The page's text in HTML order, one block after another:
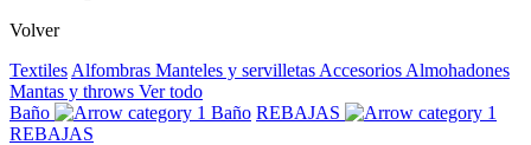
Volver
Textiles Alfombras Manteles y servilletas Accesorios Almohadones
Mantas y throws Ver todo
Baño
Baño REBAJAS
REBAJAS